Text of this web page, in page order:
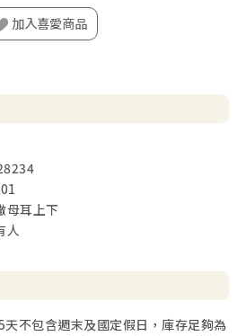
加入喜愛商品
母耳上下
人
不包含週末及國定假日，庫存足夠為